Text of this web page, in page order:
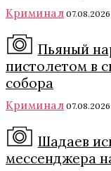
Криминал 07.08.2026
Пьяный
пистолетом в
собора
Криминал 07.08.2026
Шадаев
мессенджера